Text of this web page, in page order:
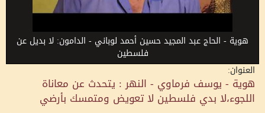
هوية - الحاج عبد المجيد حسين أحمد لوباني - الدامون: لا بديل عن
فلسطين
العنوان:
هوية - يوسف فرماوي - النهر : يتحدث عن معاناة
اللجوء،لا بدي فلسطين لا تعويض ومتمسك بأرضي